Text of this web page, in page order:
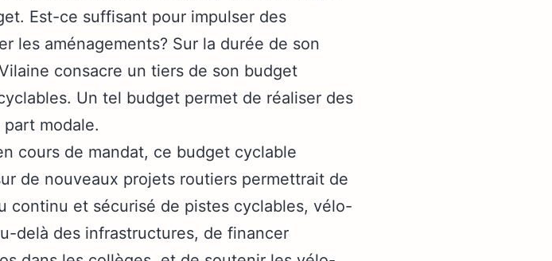
Est-ce suffisant pour impulser des
les aménagements? Sur la durée de son
consacre un tiers de son budget
Un tel budget permet de réaliser des
modale.
cours de mandat, ce budget cyclable
de nouveaux projets routiers permettrait de
continu et sécurisé de pistes cyclables, vélo-
delà des infrastructures, de financer